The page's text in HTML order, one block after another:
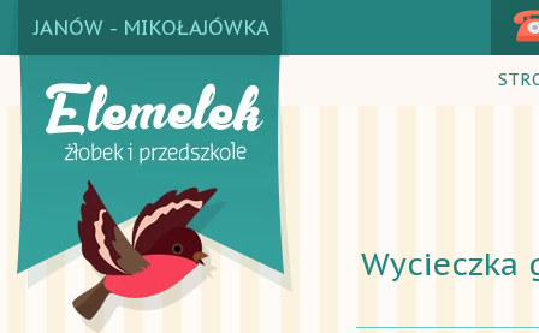
JANÓW - MIKOŁAJÓWKA
Wycieczka